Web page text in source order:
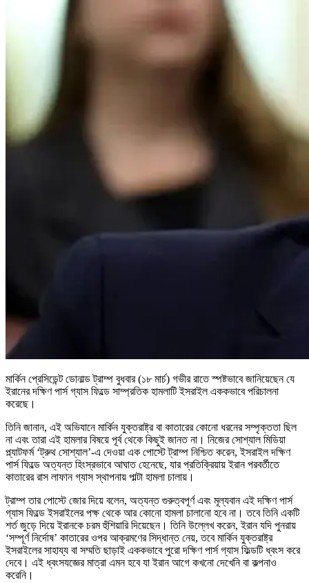
মার্কিন প্রেসিডেন্ট ডোনাল্ড ট্রাম্প বুধবার (১৮ মার্চ) গভীর রাতে স্পষ্টভাবে জানিয়েছেন যে
ইরানের দক্ষিণ পার্স গ্যাস ফিল্ডে সাম্প্রতিক হামলাটি ইসরাইল এককভাবে পরিচালনা
করেছে।
তিনি জানান, এই অভিযানে মার্কিন যুক্তরাষ্ট্র বা কাতারের কোনো ধরনের সম্পৃক্ততা ছিল
না এবং তারা এই হামলার বিষয়ে পূর্ব থেকে কিছুই জানত না। নিজের সোশ্যাল মিডিয়া
প্ল্যাটফর্ম ‘ট্রুথ সোশ্যাল’-এ দেওয়া এক পোস্টে ট্রাম্প নিশ্চিত করেন, ইসরাইল দক্ষিণ
পার্স ফিল্ডে অত্যন্ত হিংস্রভাবে আঘাত হেনেছে, যার প্রতিক্রিয়ায় ইরান পরবর্তীতে
কাতারের রাস লাফান গ্যাস স্থাপনায় পাল্টা হামলা চালায়।
ট্রাম্প তার পোস্টে জোর দিয়ে বলেন, অত্যন্ত গুরুত্বপূর্ণ এবং মূল্যবান এই দক্ষিণ পার্স
গ্যাস ফিল্ডে ইসরাইলের পক্ষ থেকে আর কোনো হামলা চালানো হবে না। তবে তিনি একটি
শর্ত জুড়ে দিয়ে ইরানকে চরম হুঁশিয়ারি দিয়েছেন। তিনি উল্লেখ করেন, ইরান যদি পুনরায়
‘সম্পূর্ণ নির্দোষ’ কাতারের ওপর আক্রমণের সিদ্ধান্ত নেয়, তবে মার্কিন যুক্তরাষ্ট্র
ইসরাইলের সাহায্য বা সম্মতি ছাড়াই এককভাবে পুরো দক্ষিণ পার্স গ্যাস ফিল্ডটি ধ্বংস করে
দেবে। এই ধ্বংসযজ্ঞের মাত্রা এমন হবে যা ইরান আগে কখনো দেখেনি বা কল্পনাও
করেনি।